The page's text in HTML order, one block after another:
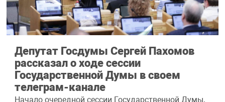
Депутат Госдумы Сергей Пахомов
рассказал о ходе сессии
Государственной Думы в своем
телеграм-канале
Начало очередной сессии Государственной Думы.